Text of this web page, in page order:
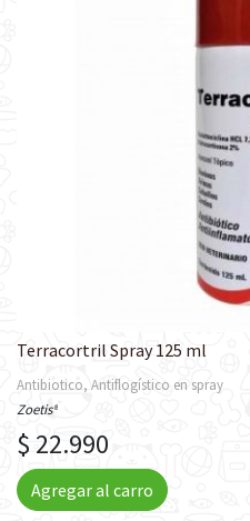
Terracortril Spray 125 ml
Antibiotico, Antiflogístico en spray
Zoetis®
$ 22.990
Agregar al carro